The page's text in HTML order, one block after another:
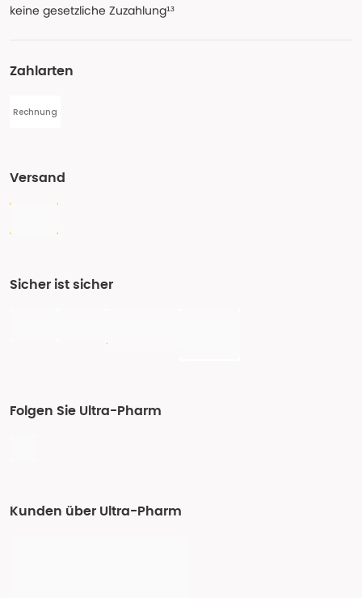
keine gesetzliche Zuzahlung¹³
Zahlarten
Rechnung
Versand
Sicher ist sicher
Folgen Sie Ultra-Pharm
Kunden über Ultra-Pharm